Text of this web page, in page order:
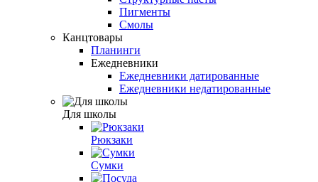
Пигменты
Смолы
Канцтовары
Планинги
Ежедневники
Ежедневники датированные
Ежедневники недатированные
Для школы
Рюкзаки
Сумки